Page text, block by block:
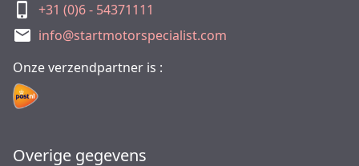
+31 (0)6 - 54371111
info@startmotorspecialist.com
Onze verzendpartner is :
Overige gegevens